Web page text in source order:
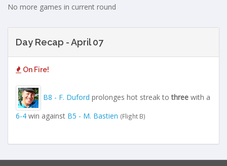
No more games in current round
Day Recap - April 07
On Fire!
B8 - F. Duford prolonges hot streak tothree with a
6-4 win against B5 - M. Bastien (Flight B)